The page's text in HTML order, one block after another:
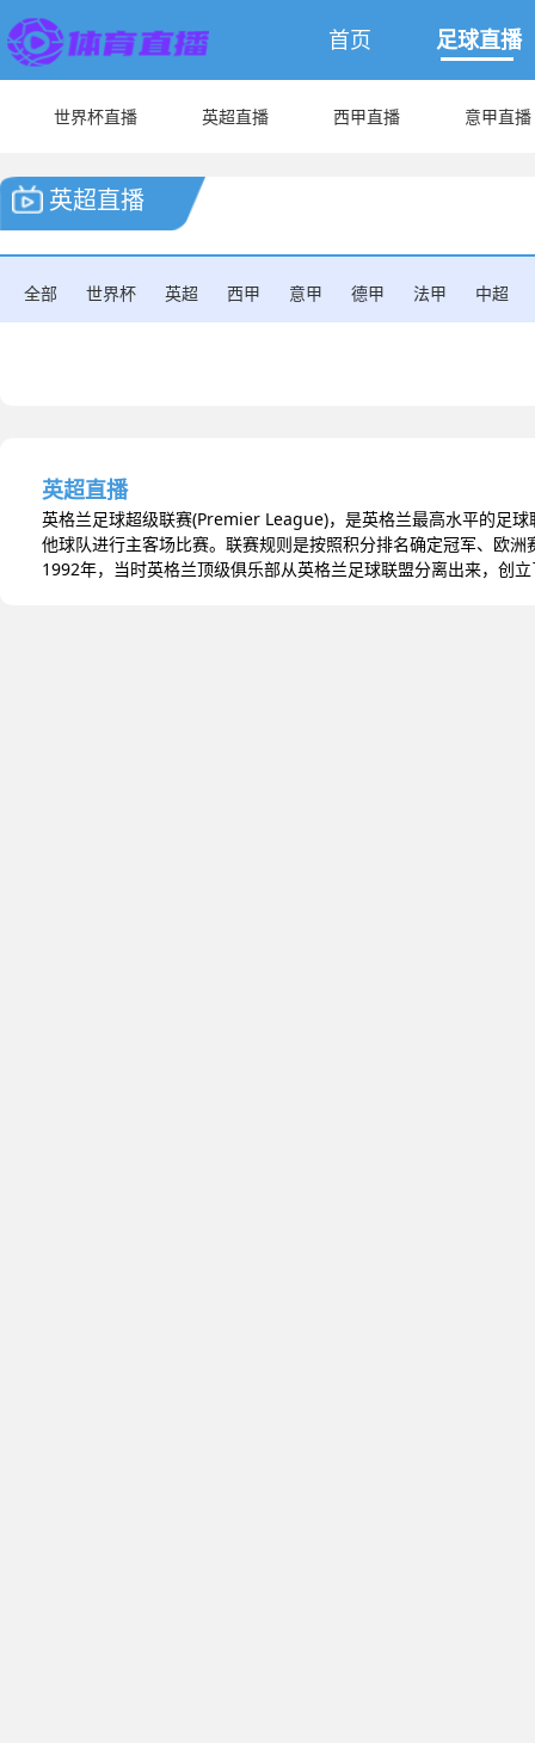
首页 足球直播
世界杯直播 英超直播 西甲直播 意甲直播
英超直播
全部 世界杯 英超 西甲 意甲 德甲 法甲 中超
英超直播
英格兰足球超级联赛(Premier League)，是英格兰最高水平的足
他球队进行主客场比赛。联赛规则是按照积分排名确定冠军、欧
1992年，当时英格兰顶级俱乐部从英格兰足球联盟分离出来，创